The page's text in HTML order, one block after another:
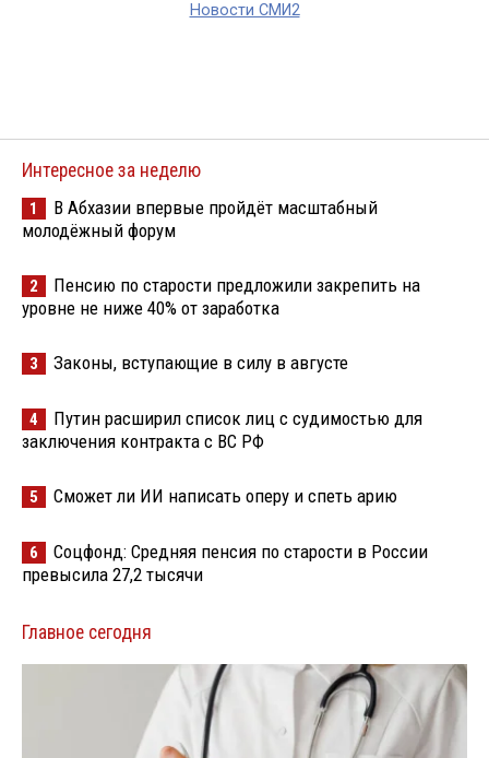
Новости СМИ2
Интересное за неделю
1
В Абхазии впервые пройдёт масштабный
молодёжный форум
2
Пенсию по старости предложили закрепить на
уровне не ниже 40% от заработка
3 Законы, вступающие в силу в августе
4
Путин расширил список лиц с судимостью для
заключения контракта с ВС РФ
5 Сможет ли ИИ написать оперу и спеть арию
6
Соцфонд: Средняя пенсия по старости в России
превысила 27,2 тысячи
Главное сегодня